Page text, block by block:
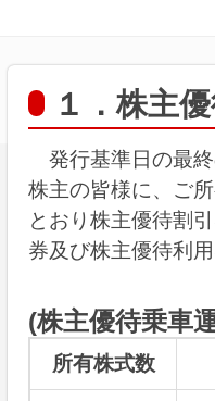
１．株主
発行基準日の最
株主の皆様に、ご
とおり株主優待割
券及び株主優待利
(株主優待乗車
所有株式数